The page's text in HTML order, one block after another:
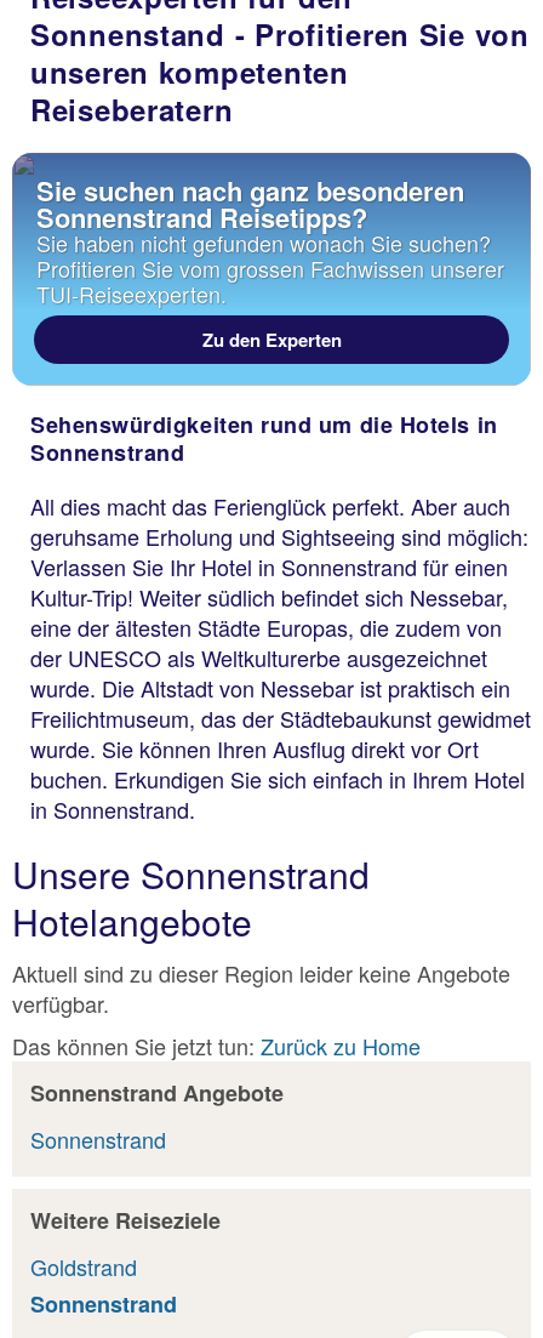
Sonnenstand - Profitieren Sie von
unseren kompetenten
Reiseberatern
Sie suchen nach ganz besonderen
Sonnenstrand Reisetipps?
Sie haben nicht gefunden wonach Sie suchen?
Profitieren Sie vom grossen Fachwissen unserer
TUI-Reiseexperten.
Zu den Experten
Sehenswürdigkeiten rund um die Hotels in
Sonnenstrand
All dies macht das Ferienglück perfekt. Aber auch
geruhsame Erholung und Sightseeing sind möglich:
Verlassen Sie Ihr Hotel in Sonnenstrand für einen
Kultur-Trip! Weiter südlich befindet sich Nessebar,
eine der ältesten Städte Europas, die zudem von
der UNESCO als Weltkulturerbe ausgezeichnet
wurde. Die Altstadt von Nessebar ist praktisch ein
Freilichtmuseum, das der Städtebaukunst gewidmet
wurde. Sie können Ihren Ausflug direkt vor Ort
buchen. Erkundigen Sie sich einfach in Ihrem Hotel
in Sonnenstrand.
Unsere Sonnenstrand
Hotelangebote
Aktuell sind zu dieser Region leider keine Angebote
verfügbar.
Das können Sie jetzt tun: Zurück zu Home
Sonnenstrand Angebote
Sonnenstrand
Weitere Reiseziele
Goldstrand
Sonnenstrand